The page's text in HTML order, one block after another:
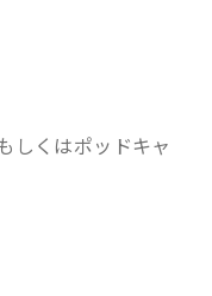
しくはポッドキャ